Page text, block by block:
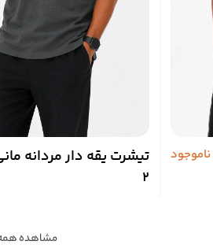
ناموجود
تیشرت یقه دار مردانه
2
مشاهده